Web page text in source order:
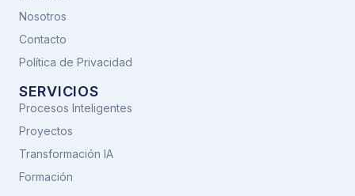
Nosotros
Contacto
Política de Privacidad
SERVICIOS
Procesos Inteligentes
Proyectos
Transformación IA
Formación